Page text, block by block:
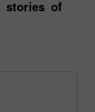
stories of